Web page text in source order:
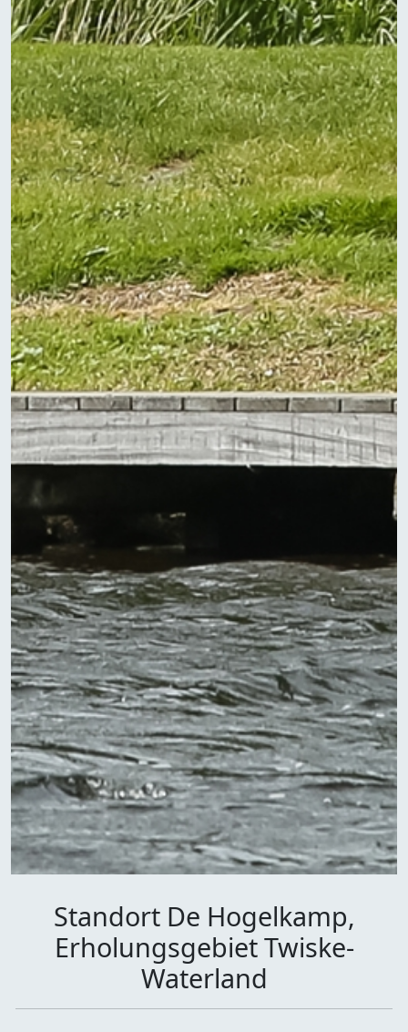
Standort De Hogelkamp,
Erholungsgebiet Twiske-
Waterland